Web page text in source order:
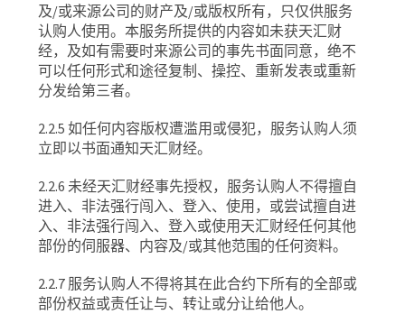
及/或来源公司的财产及/或版权所有，只仅供服务
认购人使用。本服务所提供的内容如未获天汇财
经，及如有需要时来源公司的事先书面同意，绝不
可以任何形式和途径复制、操控、重新发表或重新
分发给第三者。
2.2.5如任何内容版权遭滥用或侵犯，服务认购人须
立即以书面通知天汇财经。
2.2.6未经天汇财经事先授权，服务认购人不得擅自
进入、非法强行闯入、登入、使用，或尝试擅自进
入、非法强行闯入、登入或使用天汇财经任何其他
部份的伺服器、内容及/或其他范围的任何资料。
2.2.7 服务认购人不得将其在此合约下所有的全部或
部份权益或责任让与、转让或分让给他人。